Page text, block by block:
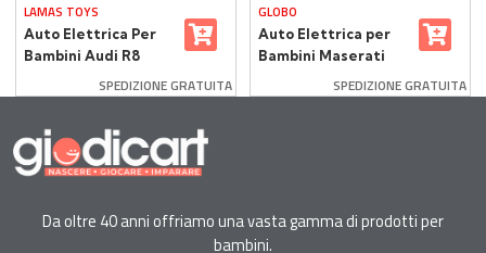
LAMAS TOYS
Auto Elettrica Per
Bambini Audi R8
Radiocomando
SPEDIZIONE GRATUITA
GLOBO
Auto Elettrica per
Bambini Maserati
Radiocomando
SPEDIZIONE GRATUITA
Da oltre 40 anni offriamo una vasta gamma di prodotti per
bambini.